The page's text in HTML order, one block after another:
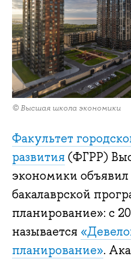
© Высшая школа экономики
Факультет
развития (ФГРР)
экономики
бакалаврской
планирование»: с
называется
планирование».